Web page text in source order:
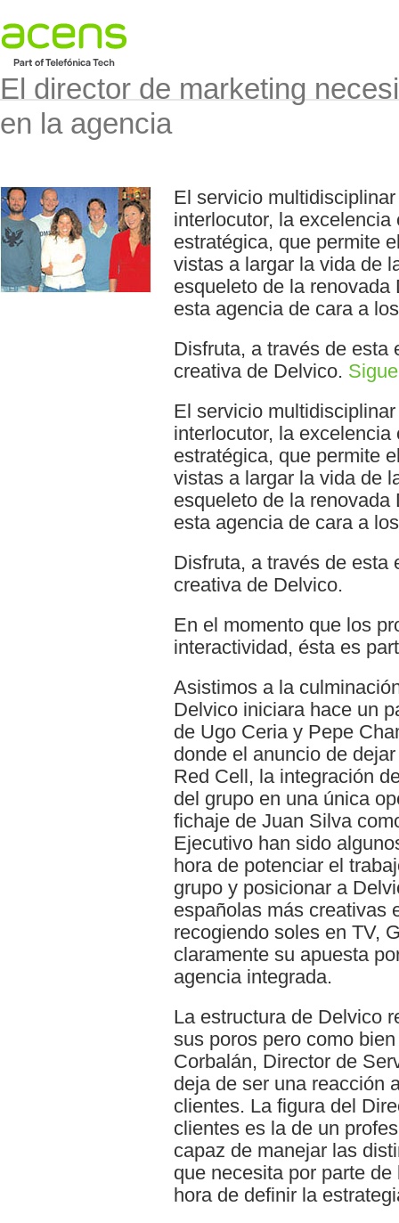
El director de marketing
en la agencia
El servicio
interlocutor, la
estratégica, que permite
vistas a largar la vida de
esqueleto de la
esta agencia de cara a
Disfruta, a través de esta
creativa de Delvico.
El servicio
interlocutor, la
estratégica, que permite
vistas a largar la vida de
esqueleto de la
esta agencia de cara a
Disfruta, a través de esta
creativa de Delvico.
En el momento que los
interactividad, ésta es
Asistimos a la
Delvico iniciara hace un
de Ugo Ceria y Pepe
donde el anuncio de
Red Cell, la integración
del grupo en una única
fichaje de Juan Silva
Ejecutivo han sido
hora de potenciar el
grupo y posicionar a
españolas más creativas
recogiendo soles en TV,
claramente su apuesta
agencia integrada.
La estructura de Delvico
sus poros pero como
Corbalán, Director de
deja de ser una reacción
clientes. La figura del
clientes es la de un
capaz de manejar las
que necesita por parte
hora de definir la